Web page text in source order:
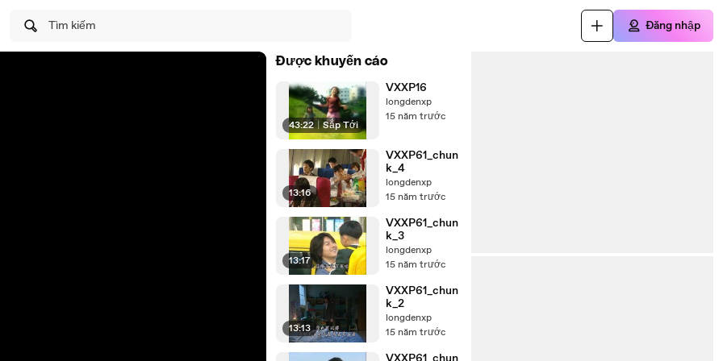
Tìm kiếm Đăng nhập
Được khuyến cáo
43:22 | Sắp Tới
VXXP16
longdenxp
15 năm trước
13:16
VXXP61_chun
k_4
longdenxp
15 năm trước
13:17
VXXP61_chun
k_3
longdenxp
15 năm trước
13:13
VXXP61_chun
k_2
longdenxp
15 năm trước